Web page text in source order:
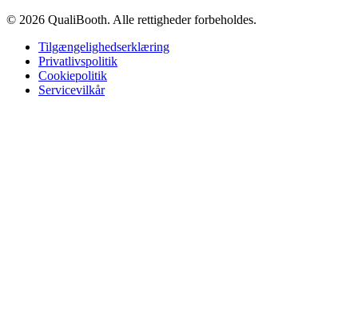
© 2026 QualiBooth. Alle rettigheder forbeholdes.
Tilgængelighedserklæring
Privatlivspolitik
Cookiepolitik
Servicevilkår